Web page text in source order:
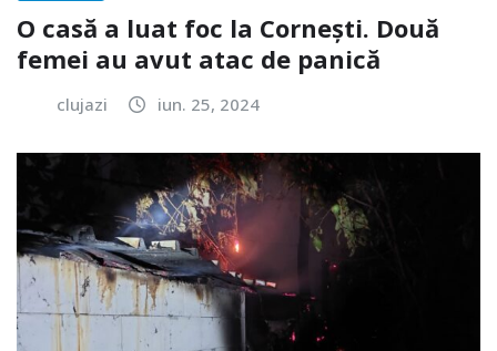
O casă a luat foc la Cornești. Două
femei au avut atac de panică
clujazi iun. 25, 2024